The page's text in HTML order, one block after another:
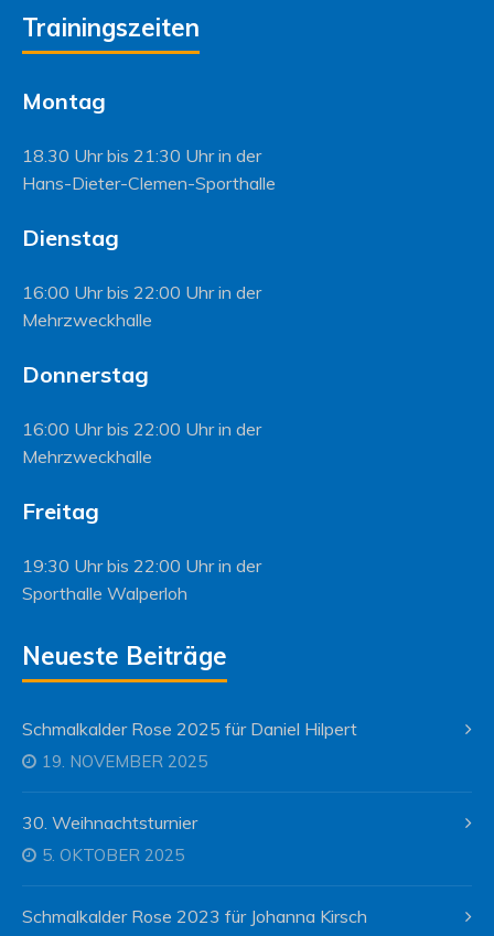
Trainingszeiten
Montag
18.30 Uhr bis 21:30 Uhr in der
Hans-Dieter-Clemen-Sporthalle
Dienstag
16:00 Uhr bis 22:00 Uhr in der
Mehrzweckhalle
Donnerstag
16:00 Uhr bis 22:00 Uhr in der
Mehrzweckhalle
Freitag
19:30 Uhr bis 22:00 Uhr in der
Sporthalle Walperloh
Neueste Beiträge
Schmalkalder Rose 2025 für Daniel Hilpert
19. NOVEMBER 2025
30. Weihnachtsturnier
5. OKTOBER 2025
Schmalkalder Rose 2023 für Johanna Kirsch